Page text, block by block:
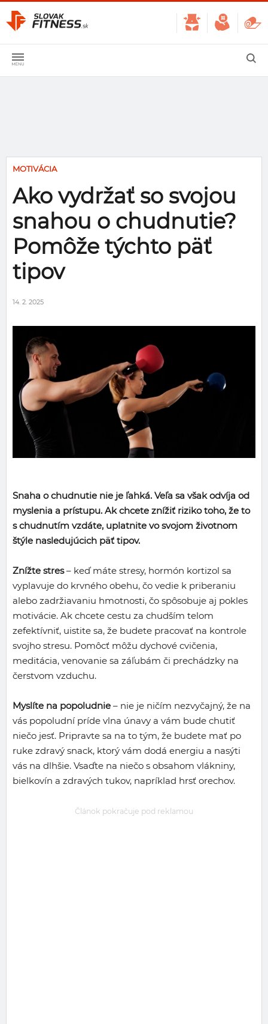
MOTIVÁCIA
Ako vydržať so svojou
snahou o chudnutie?
Pomôže týchto päť
tipov
14. 2. 2025
Snaha o chudnutie nie je ľahká. Veľa sa však odvíja od
myslenia a prístupu. Ak chcete znížiť riziko toho, že to
s chudnutím vzdáte, uplatnite vo svojom životnom
štýle nasledujúcich päť tipov.
Znížte stres– keď máte stresy, hormón kortizol sa
vyplavuje do krvného obehu, čo vedie k priberaniu
alebo zadržiavaniu hmotnosti, čo spôsobuje aj pokles
motivácie. Ak chcete cestu za chudším telom
zefektívniť, uistite sa, že budete pracovať na kontrole
svojho stresu. Pomôcť môžu dychové cvičenia,
meditácia, venovanie sa záľubám či prechádzky na
čerstvom vzduchu.
Myslíte na popoludnie – nie je ničím nezvyčajný, že na
vás popoludní príde vlna únavy a vám bude chutiť
niečo jesť. Pripravte sa na to tým, že budete mať po
ruke zdravý snack, ktorý vám dodá energiu a nasýti
vás na dlhšie. Vsaďte na niečo s obsahom vlákniny,
bielkovín a zdravých tukov, napríklad hrsť orechov.
Článok pokračuje pod reklamou